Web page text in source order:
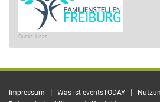
Quelle: User
Impressum | Was ist eventsTODAY |